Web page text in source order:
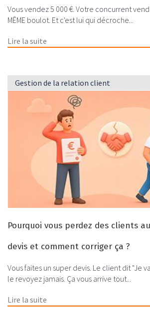
Vous vendez 5 000 €. Votre concurrent
MÊME boulot. Et c'est lui qui décroche...
Lire la suite
Gestion de la relation client
Pourquoi vous perdez des clients
devis et comment corriger ça ?
Vous faites un super devis. Le client dit "Je
le revoyez jamais. Ça vous arrive tout...
Lire la suite